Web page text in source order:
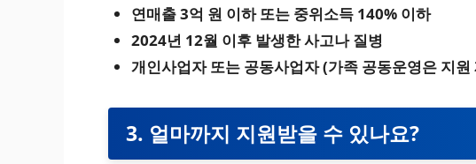
연매출 3억 원 이하 또는 중위소득 140% 이하
2024년 12월 이후 발생한 사고나 질병
개인사업자 또는 공동사업자 (가족 공동운영은 지원
3. 얼마까지 지원받을 수 있나요?